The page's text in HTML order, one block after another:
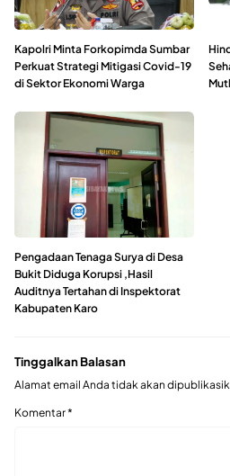
Kapolri Minta Forkopimda Sumbar
Perkuat Strategi Mitigasi Covid-19
di Sektor Ekonomi Warga
Pengadaan Tenaga Surya di Desa
Bukit Diduga Korupsi ,Hasil
Auditnya Tertahan di Inspektorat
Kabupaten Karo
Tinggalkan Balasan
Alamat email Anda tidak akan
Komentar*